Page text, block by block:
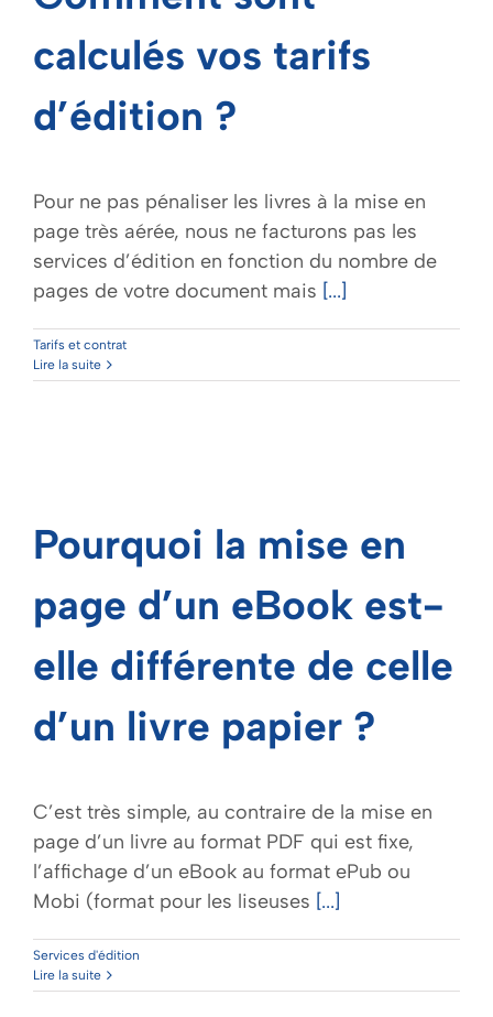
calculés vos tarifs
d’édition ?
Pour ne pas pénaliser les livres à la mise en
page très aérée, nous ne facturons pas les
services d’édition en fonction du nombre de
pages de votre document mais [...]
Tarifs et contrat
Lire la suite
Pourquoi la mise en
page d’un eBook est-
elle différente de celle
d’un livre papier ?
C’est très simple, au contraire de la mise en
page d’un livre au format PDF qui est fixe,
l’affichage d’un eBook au format ePub ou
Mobi (format pour les liseuses [...]
Services d'édition
Lire la suite